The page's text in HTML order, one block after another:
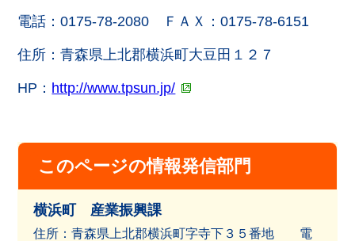
電話：0175-78-2080 ＦＡＸ：0175-78-6151
住所：青森県上北郡横浜町大豆田１２７
HP： http://www.tpsun.jp/
このページの情報発信部門
横浜町 産業振興課
住所：青森県上北郡横浜町字寺下３５番地 電